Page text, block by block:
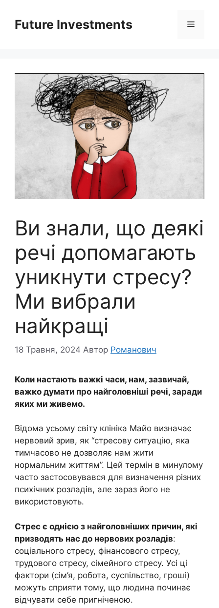
вмістуFuture Investments Меню
Ви знали, що деякі
речі допомагають
уникнути стресу?
Ми вибрали
найкращі
18 Травня, 2024 Автор Романович
Коли настають важкі часи, нам, зазвичай,
важко думати про найголовніші речі, заради
яких ми живемо.
Відома усьому світу клініка Майо визначає
нервовий зрив, як “стресову ситуацію, яка
тимчасово не дозволяє нам жити
нормальним життям”. Цей термін в минулому
часто застосовувався для визначення різних
психічних розладів, але зараз його не
використовують.
Стрес є однією з найголовніших причин, які
призводять нас до нервових розладів:
соціального стресу, фінансового стресу,
трудового стресу, сімейного стресу. Усі ці
фактори (сім’я, робота, суспільство, гроші)
можуть сприяти тому, що людина починає
відчувати себе пригніченою.